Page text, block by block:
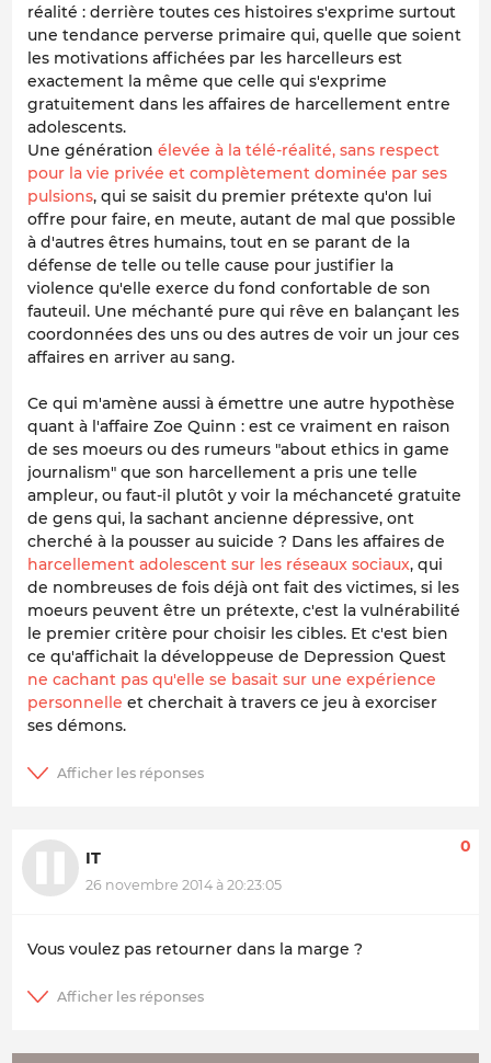
réalité : derrière toutes ces histoires s'exprime surtout
une tendance perverse primaire qui, quelle que soient
les motivations affichées par les harcelleurs est
exactement la même que celle qui s'exprime
gratuitement dans les affaires de harcellement entre
adolescents.
Une génération élevée à la télé-réalité, sans respect
pour la vie privée et complètement dominée par ses
pulsions, qui se saisit du premier prétexte qu'on lui
offre pour faire, en meute, autant de mal que possible
à d'autres êtres humains, tout en se parant de la
défense de telle ou telle cause pour justifier la
violence qu'elle exerce du fond confortable de son
fauteuil. Une méchanté pure qui rêve en balançant les
coordonnées des uns ou des autres de voir un jour ces
affaires en arriver au sang.
Ce qui m'amène aussi à émettre une autre hypothèse
quant à l'affaire Zoe Quinn : est ce vraiment en raison
de ses moeurs ou des rumeurs "about ethics in game
journalism" que son harcellement a pris une telle
ampleur, ou faut-il plutôt y voir la méchanceté gratuite
de gens qui, la sachant ancienne dépressive, ont
cherché à la pousser au suicide ? Dans les affaires de
harcellement adolescent sur les réseaux sociaux, qui
de nombreuses de fois déjà ont fait des victimes, si les
moeurs peuvent être un prétexte, c'est la vulnérabilité
le premier critère pour choisir les cibles. Et c'est bien
ce qu'affichait la développeuse de Depression Quest
ne cachant pas qu'elle se basait sur une expérience
personnelle et cherchait à travers ce jeu à exorciser
ses démons.
IT
26 novembre 2014 à 20:23:05
0
Vous voulez pas retourner dans la marge ?